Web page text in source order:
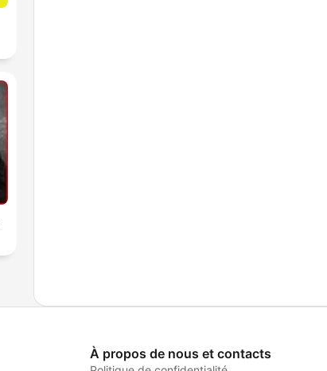
À propos de nous et contacts